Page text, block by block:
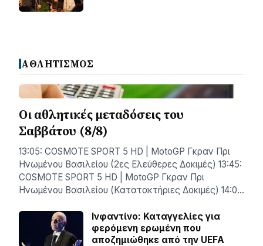
ΑΘΛΗΤΙΣΜΟΣ
Οι αθλητικές μεταδόσεις του
Σαββάτου (8/8)
13:05: COSMOTE SPORT 5 HD | MotoGP Γκραν Πρι
Ηνωμένου Βασιλείου (2ες Ελεύθερες Δοκιμές) 13:45:
COSMOTE SPORT 5 HD | MotoGP Γκραν Πρι
Ηνωμένου Βασιλείου (Κατατακτήριες Δοκιμές) 14:0…
Ινφαντίνο: Καταγγελίες για
φερόμενη ερωμένη που
αποζημιώθηκε από την UEFA